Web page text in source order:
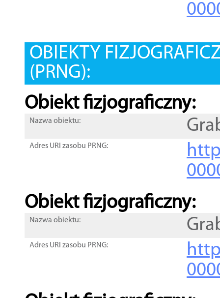
OBIEKTY
(PRNG):
Obiekt fizjograficzny:
Nazwa obiektu:
Adres URI zasobu PRNG:
Obiekt fizjograficzny:
Nazwa obiektu:
Adres URI zasobu PRNG: